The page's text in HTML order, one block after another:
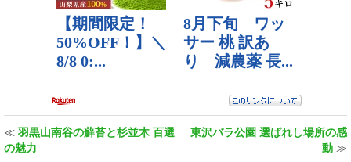
≪ 羽黒山南谷の蘚苔と杉並木 百選
の魅力
東沢バラ公園 選ばれし場所の感
動 ≫